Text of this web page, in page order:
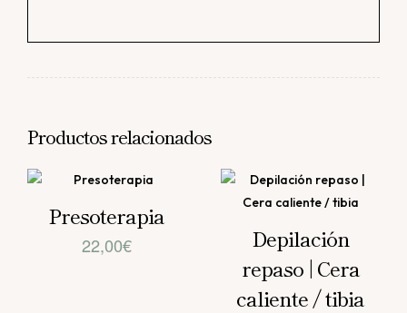
Productos relacionados
Presoterapia
22,00€
Depilación
repaso | Cera
caliente / tibia